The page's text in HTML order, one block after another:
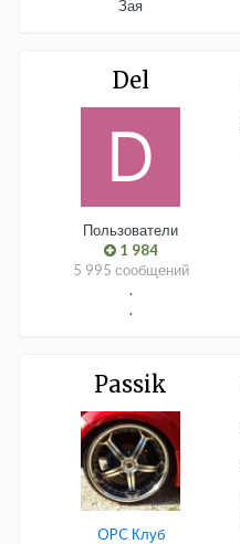
Зая
Del
Пользователи
1 984
5 995 сообщений
.
.
Passik
OPC Клуб